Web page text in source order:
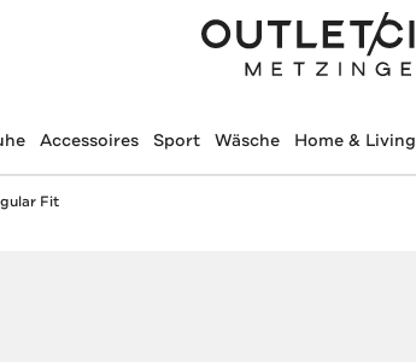
Accessoires Sport Wäsche Home & Living
Fit